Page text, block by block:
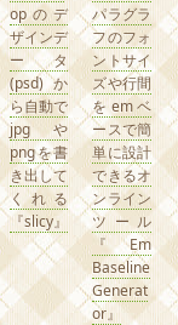
opのデ
ザインデ
ータ
(psd)か
ら自動で
jpgや
pngを書
き出して
くれる
『slicy』
パラグラ
フのフォ
ントサイ
ズや行間
をemベ
ースで簡
単に設計
できるオ
ンライン
ツール
『Em
Baseline
Generat
or』